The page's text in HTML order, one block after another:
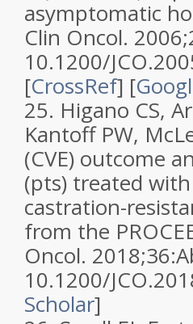
asymptomatic
Clin Oncol.
10.1200/
[CrossRef] [
25. Higano CS,
Kantoff PW,
(CVE) outcome
(pts) treated
castration-
from the
Oncol.
10.1200/
Scholar]